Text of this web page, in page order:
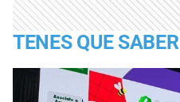
TENES QUE SABER